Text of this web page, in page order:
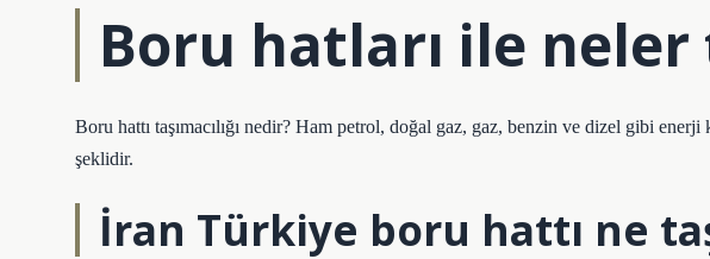
Boru hatları ile neler
Boru hattı taşımacılığı nedir? Ham petrol, doğal gaz, gaz, benzin ve dizel gibi enerji
şeklidir.
İran Türkiye boru hattı ne